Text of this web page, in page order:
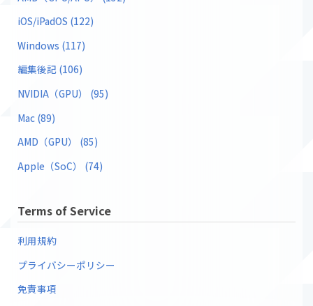
iOS/iPadOS (122)
Windows (117)
編集後記 (106)
NVIDIA（GPU） (95)
Mac (89)
AMD（GPU） (85)
Apple（SoC） (74)
Terms of Service
利用規約
プライバシーポリシー
免責事項